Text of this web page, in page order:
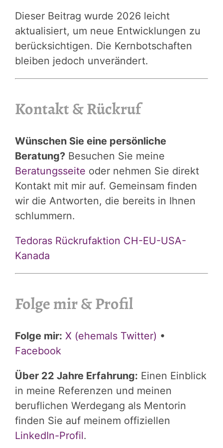
Dieser Beitrag wurde 2026 leicht
aktualisiert, um neue Entwicklungen zu
berücksichtigen. Die Kernbotschaften
bleiben jedoch unverändert.
Kontakt & Rückruf
Wünschen Sie eine persönliche
Beratung? Besuchen Sie meine
Beratungsseite oder nehmen Sie direkt
Kontakt mit mir auf. Gemeinsam finden
wir die Antworten, die bereits in Ihnen
schlummern.
Tedoras Rückrufaktion CH-EU-USA-
Kanada
Folge mir & Profil
Folge mir: X (ehemals Twitter) •
Facebook
Über 22 Jahre Erfahrung: Einen Einblick
in meine Referenzen und meinen
beruflichen Werdegang als Mentorin
finden Sie auf meinem offiziellen
LinkedIn-Profil.